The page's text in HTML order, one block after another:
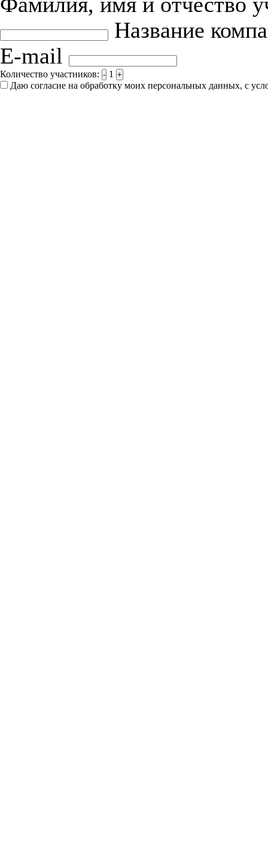
Название
E-mail
Количество участников: - 1 +
Даю согласие на обработку моих персональных данных, с